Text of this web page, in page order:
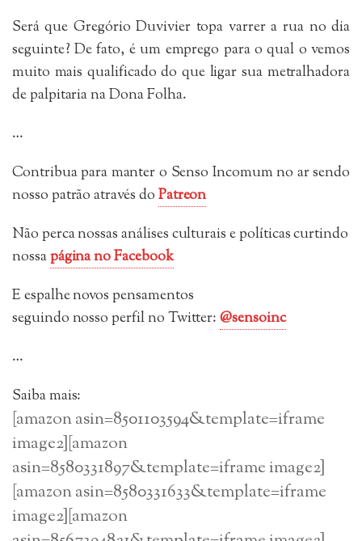
Será que Gregório Duvivier topa varrer a rua no dia
seguinte? De fato, é um emprego para o qual o vemos
muito mais qualificado do que ligar sua metralhadora
de palpitaria na Dona Folha.
…
Contribua para manter o Senso Incomum no ar sendo
nosso patrão através doPatreon
Não perca nossas análises culturais e políticas curtindo
nossapágina no Facebook
E espalhe novos pensamentos
seguindonosso perfil no Twitter:@sensoinc
…
Saiba mais:
[amazon asin=8501103594&template=iframe
image2][amazon
asin=8580331897&template=iframe image2]
[amazon asin=8580331633&template=iframe
image2][amazon